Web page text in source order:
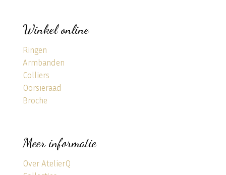
Winkel online
Ringen
Armbanden
Colliers
Oorsieraad
Broche
Meer informatie
Over AtelierQ